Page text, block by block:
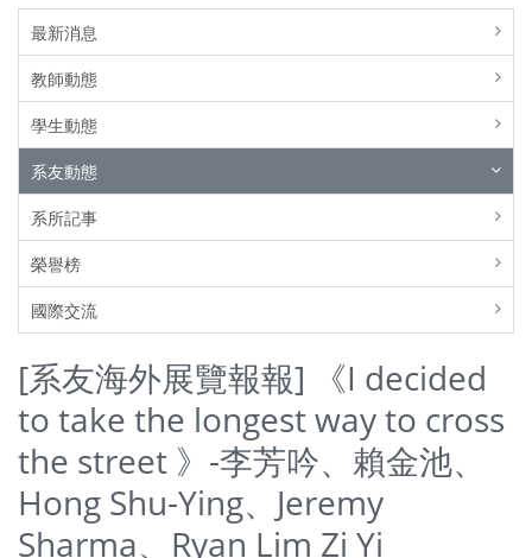
最新消息
教師動態
學生動態
系友動態
系所記事
榮譽榜
國際交流
[系友海外展覽報報] 《I decided
to take the longest way to cross
the street 》-李芳吟、賴金池、
Hong Shu-Ying、Jeremy
Sharma、Ryan Lim Zi Yi